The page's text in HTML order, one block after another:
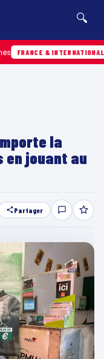
🔍
& INTERNATIONALE
la
en jouant au
Partager